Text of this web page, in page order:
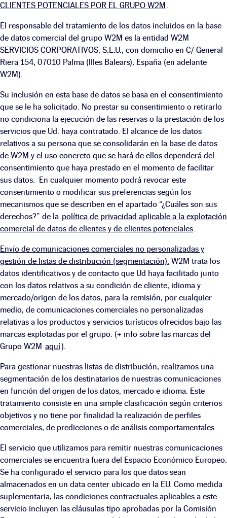
CLIENTES POTENCIALES POR EL GRUPO W2M .
El responsable del tratamiento de los datos incluidos en la base
de datos comercial del grupo W2M es la entidad W2M
SERVICIOS CORPORATIVOS, S.L.U., con domicilio en C/ General
Riera 154, 07010 Palma (Illes Balears), España (en adelante
W2M).
Su inclusión en esta base de datos se basa en el consentimiento
que se le ha solicitado. No prestar su consentimiento o retirarlo
no condiciona la ejecución de las reservas o la prestación de los
servicios que Ud. haya contratado. El alcance de los datos
relativos a su persona que se consolidarán en la base de datos
de W2M y el uso concreto que se hará de ellos dependerá del
consentimiento que haya prestado en el momento de facilitar
sus datos. En cualquier momento podrá revocar este
consentimiento o modificar sus preferencias según los
mecanismos que se describen en el apartado “¿Cuáles son sus
derechos?” de la política de privacidad aplicable a la explotación
comercial de datos de clientes y de clientes potenciales.
Envío de comunicaciones comerciales no personalizadas y
gestión de listas de distribución (segmentación): W2M trata los
datos identificativos y de contacto que Ud haya facilitado junto
con los datos relativos a su condición de cliente, idioma y
mercado/origen de los datos, para la remisión, por cualquier
medio, de comunicaciones comerciales no personalizadas
relativas a los productos y servicios turísticos ofrecidos bajo las
marcas explotadas por el grupo. (+ info sobre las marcas del
Grupo W2M aquí).
Para gestionar nuestras listas de distribución, realizamos una
segmentación de los destinatarios de nuestras comunicaciones
en función del origen de los datos, mercado e idioma. Este
tratamiento consiste en una simple clasificación según criterios
objetivos y no tiene por finalidad la realización de perfiles
comerciales, de predicciones o de análisis comportamentales.
El servicio que utilizamos para remitir nuestras comunicaciones
comerciales se encuentra fuera del Espacio Económico Europeo.
Se ha configurado el servicio para los que datos sean
almacenados en un data center ubicado en la EU. Como medida
suplementaria, las condiciones contractuales aplicables a este
servicio incluyen las cláusulas tipo aprobadas por la Comisión